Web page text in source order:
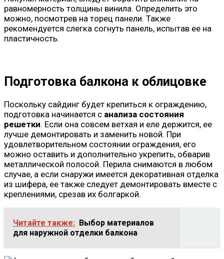
равномерность толщины винила. Определить это
можно, посмотрев на торец панели. Также
рекомендуется слегка согнуть панель, испытав ее на
пластичность.
Подготовка балкона к облицовке
Поскольку сайдинг будет крепиться к ограждению,
подготовка начинается с анализа состояния
решетки. Если она совсем ветхая и еле держится, ее
лучше демонтировать и заменить новой. При
удовлетворительном состоянии ограждения, его
можно оставить и дополнительно укрепить, обварив
металлической полосой. Перила снимаются в любом
случае, а если снаружи имеется декоративная отделка
из шифера, ее также следует демонтировать вместе с
креплениями, срезав их болгаркой.
Читайте также: Выбор материалов
для наружной отделки балкона